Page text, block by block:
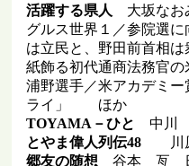
活躍する県人 大坂なお
グルス世界１／参院選
は立民と、野田前首相
紙飾る初代通商法務官の
浦野選手／米アカデミー
ライ」 ほか
TOYAMA－ひと
中川
とやま偉人列伝48 川原
郷友の随想谷本 亙